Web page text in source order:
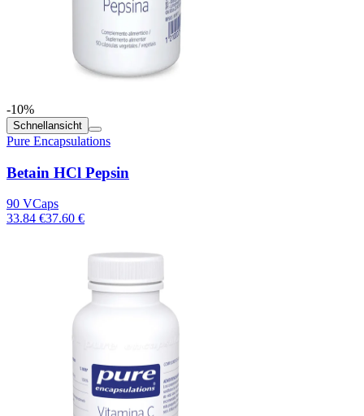
-10%
Schnellansicht
Pure Encapsulations
Betain HCl Pepsin
90 VCaps
33.84 €37.60 €